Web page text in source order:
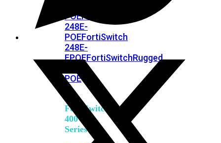
POEFortiSwitch
248E-
POEFortiSwitch
248E-
FPOEFortiSwitchRugged
POE
FortiSwitch
400
Series